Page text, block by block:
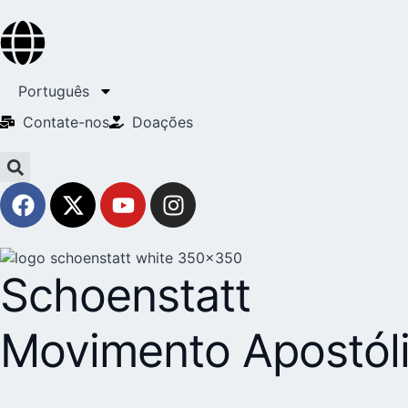
Português
Contate-nos
Doações
Schoenstatt
Movimento